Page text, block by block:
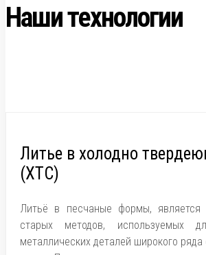
Наши технологии
Литье в холодно
(ХТС)
Литьё в песчаные формы,
старых методов, используемых
металлических деталей широкого